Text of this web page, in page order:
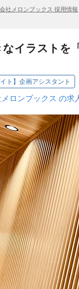
社メロンブックス 採用情報
なイラストを
イト】企画アシスタント
ロンブックス の求